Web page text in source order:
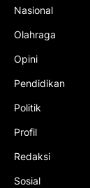
Nasional
Olahraga
Opini
Pendidikan
Politik
Profil
Redaksi
Sosial